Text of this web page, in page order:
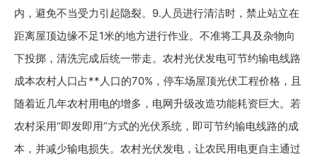
内，避免不当受力引起隐裂。9.人员进行清洁时，禁止站立在
距离屋顶边缘不足1米的地方进行作业。不准将工具及杂物向
下投掷，清洗完成后统一带走。农村光伏发电可节约输电线路
成本农村人口占**人口的70%，停车场屋顶光伏工程价格，且
随着近几年农村用电的增多，电网升级改造功能耗资巨大。若
农村采用“即发即用”方式的光伏系统，即可节约输电线路的成
本，并减少输电损失。农村光伏发电，让农民用电更自主通过